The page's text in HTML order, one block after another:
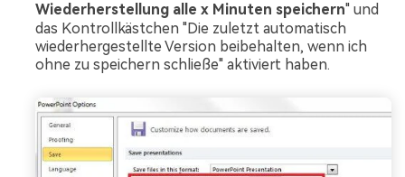
Wiederherstellung alle x Minuten speichern" und
das Kontrollkästchen "Die zuletzt automatisch
wiederhergestellte Version beibehalten, wenn ich
ohne zu speichern schließe" aktiviert haben.